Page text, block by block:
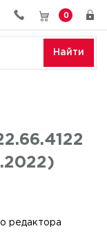
0
Найти
редактора